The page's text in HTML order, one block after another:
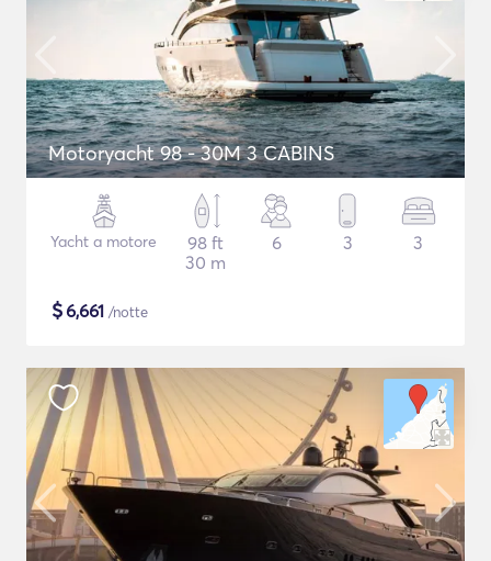
Motoryacht 98 - 30M 3 CABINS
Yacht a motore
98 ft
30 m
6 3 3
$6,661 /notte